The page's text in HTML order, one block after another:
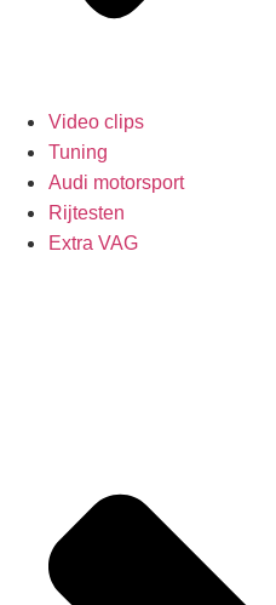
Video clips
Tuning
Audi motorsport
Rijtesten
Extra VAG